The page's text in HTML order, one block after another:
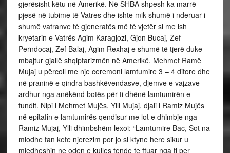
gjerësisht këtu në Amerikë. Në SHBA shpesh ka marrë
pjesë në tubime të Vatres dhe ishte mik shumë i nderuar i
shumë vatranve të gjeneratës më të vjetër si me ish
kryetarin e Vatrës Agim Karagjozi, Gjon Bucaj, Zef
Perndocaj, Zef Balaj, Agim Rexhaj e shumë të tjerë duke
mbajtur gjallë shqiptarizmën në Amerikë. Mehmet Ramë
Mujaj u përcoll me nje ceremoni lamtumire 3 – 4 ditore dhe
në praninë e qindra bashkëvendasve, djemve e vajzave
ardhur nga anëkënd botës për ti dhënë lamtumirën e
fundit. Nipi i Mehmet Mujës, Ylli Mujaj, djali i Ramiz Mujës
në epitafin e lamtumirës qendisur me lot e dhimbje nga
Ramiz Mujaj, Ylli dhimbshëm lexoi: “Lamtumire Bac, Sot na
mlodhe tan kete njerezim por jo si ktyne here sikur u
mledheshin ne oden e kulles tende te ftuar nga ti per